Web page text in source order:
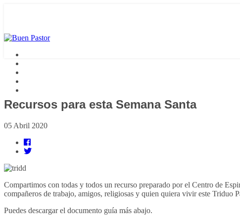
Recursos para esta Semana Santa
05 Abril 2020
Compartimos con todas y todos un recurso preparado por el Centro de
compañeros de trabajo, amigos, religiosas y quien quiera vivir este Triduo
Puedes descargar el documento guía más abajo.